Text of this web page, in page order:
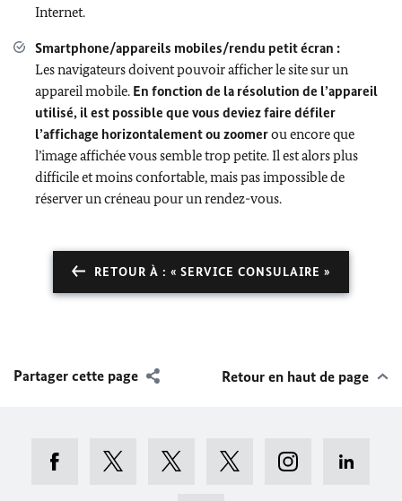
Internet.
Smartphone/appareils mobiles/rendu petit écran :
Les navigateurs doivent pouvoir afficher le site sur un
appareil mobile. En fonction de la résolution de l’appareil
utilisé, il est possible que vous deviez faire défiler
l’affichage horizontalement ou zoomerou encore que
l’image affichée vous semble trop petite. Il est alors plus
difficile et moins confortable, mais pas impossible de
réserver un créneau pour un rendez-vous.
RETOUR À : « SERVICE CONSULAIRE »
Partager cette page Retour en haut de page